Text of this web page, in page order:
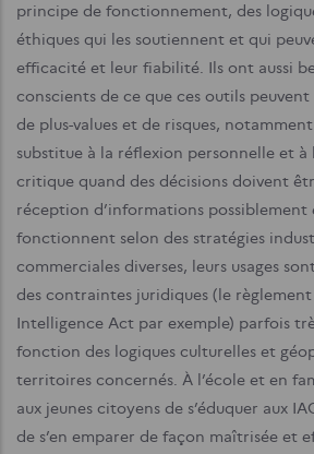
principe de fonctionnement, des
éthiques qui les soutiennent et qui
efficacité et leur fiabilité. Ils ont aussi
conscients de ce que ces outils
de plus-values et de risques, notamment
substitue à la réflexion personnelle et à
critique quand des décisions doivent
réception d’informations possiblement
fonctionnent selon des stratégies
commerciales diverses, leurs usages
des contraintes juridiques (le
Intelligence Act par exemple) parfois
fonction des logiques culturelles et
territoires concernés. À l’école et en
aux jeunes citoyens de s’éduquer aux
de s’en emparer de façon maîtrisée et